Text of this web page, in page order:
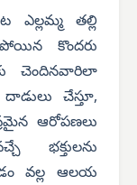
ఎల్లమ్మ తల్లి
కొందరు
చెందినవారిలా
చేస్తూ,
ఆరోపణలు
భక్తులను
వల్ల ఆలయ